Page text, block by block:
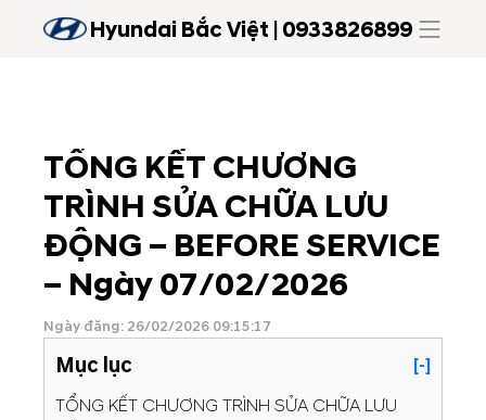
Hyundai Bắc Việt | 0933826899
TỔNG KẾT CHƯƠNG
TRÌNH SỬA CHỮA LƯU
ĐỘNG – BEFORE SERVICE
– Ngày 07/02/2026
Ngày đăng: 26/02/2026 09:15:17
Mục lục
[-]
TỔNG KẾT CHƯƠNG TRÌNH SỬA CHỮA LƯU